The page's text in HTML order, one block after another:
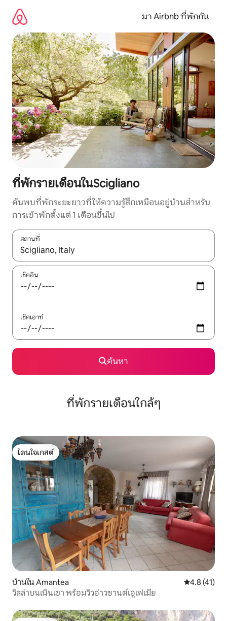
เนื้อหา
มา Airbnb ที่พักกัน
ที่พักรายเดือนในScigliano
ค้นพบที่พักระยะยาวที่ให้ความรู้สึกเหมือนอยู่บ้านสำหรับ
การเข้าพักตั้งแต่ 1 เดือนขึ้นไป
สถานที่
ใช้ลูกศรขึ้นลง หรือใช้การสัมผัสหรือปัด เพื่อสำรวจผลการค้นหา
เช็คอิน
เช็คเอาท์
ค้นหา
ที่พักรายเดือนใกล้ๆ
โดนใจเกสต์
โดนใจเกสต์
บ้านใน Amantea คะแนนเฉลี่ย
4.8 (41)
วิลล่าบนเนินเขา พร้อมวิวอ่าวซานต์เอูเฟเมีย